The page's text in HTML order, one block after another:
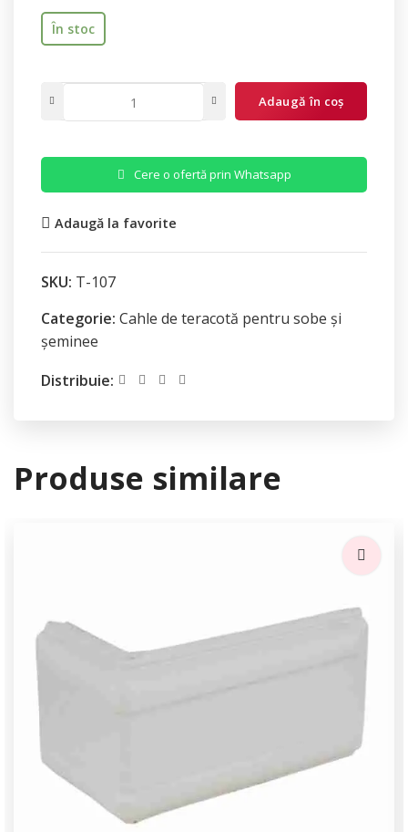
În stoc
Adaugă în coș
Cere o ofertă prin Whatsapp
Adaugă la favorite
SKU: T-107
Categorie: Cahle de teracotă pentru sobe și
șeminee
Distribuie:
Produse similare